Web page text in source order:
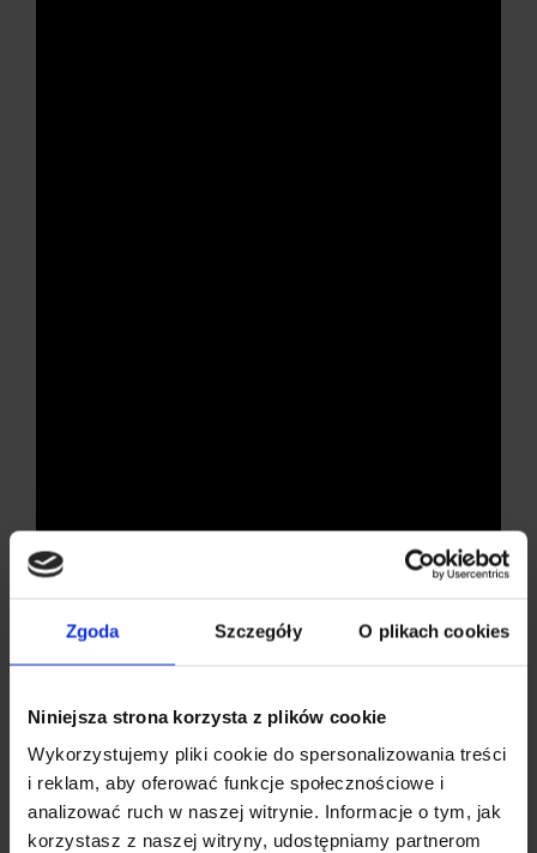
Zgoda Szczegóły O plikach cookies
Niniejsza strona korzysta z plików cookie
Wykorzystujemy pliki cookie do spersonalizowania treści
i reklam, aby oferować funkcje społecznościowe i
analizować ruch w naszej witrynie. Informacje o tym, jak
korzystasz z naszej witryny, udostępniamy partnerom
Kamera samochodowa z kamerą
wsteczną Xblitz S5 Duo